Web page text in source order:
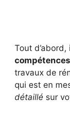
Tout
travaux de
qui est en
détaillé sur